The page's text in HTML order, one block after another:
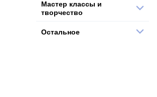
Мастер классы и
творчество
Остальное